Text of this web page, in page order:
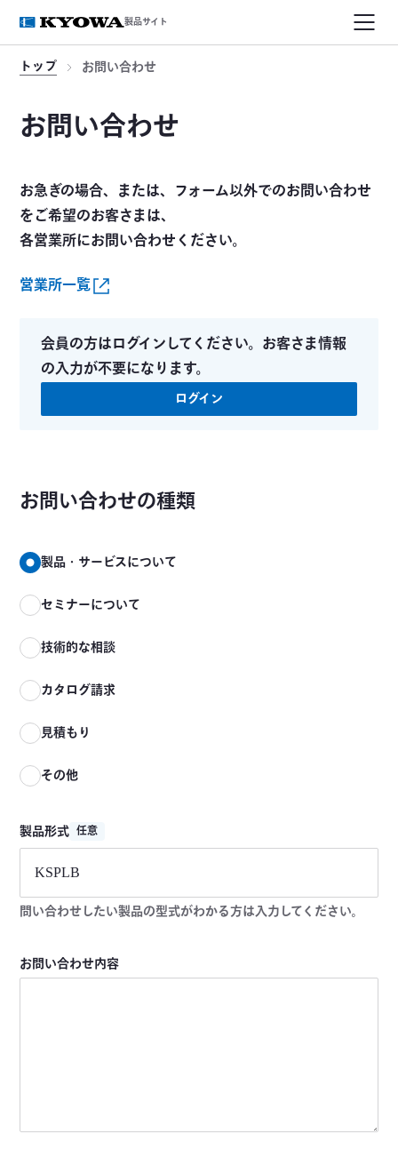
製品サイト
トップ お問い合わせ
お問い合わせ
お急ぎの場合、または、フォーム以外でのお問い合わせ
をご希望のお客さまは、
各営業所にお問い合わせください。
営業所一覧
会員の方はログインしてください。お客さま情報
の入力が不要になります。
ログイン
お問い合わせの種類
製品・サービスについて
セミナーについて
技術的な相談
カタログ請求
見積もり
その他
製品形式 任意
問い合わせしたい製品の型式がわかる方は入力してください。
お問い合わせ内容